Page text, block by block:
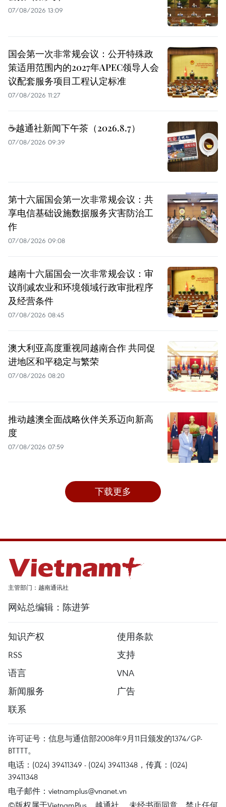
07/08/2026 13:09
国会第一次非常规会议：公开特殊政
策适用范围内的2027年APEC领导人会
议配套服务项目工程认定标准
07/08/2026 11:27
☕️越通社新闻下午茶（2026.8.7）
07/08/2026 09:39
第十六届国会第一次非常规会议：共
享电信基础设施数据服务灾害防治工
作
07/08/2026 09:08
越南十六届国会一次非常规会议：审
议削减农业和环境领域行政审批程序
及经营条件
07/08/2026 08:45
澳大利亚高度重视同越南合作 共同促
进地区和平稳定与繁荣
07/08/2026 08:20
推动越澳全面战略伙伴关系迈向新高
度
07/08/2026 07:59
下载更多
主管部门：越南通讯社
网站总编辑：陈进笋
知识产权
使用条款
RSS
支持
语言
VNA
新闻服务
广告
联系
许可证号：信息与通信部2008年9月11日颁发的1374/GP-
BTTTT。
电话：(024) 39411349 - (024) 39411348，传真：(024)
39411348
电子邮件： vietnamplus@vnanet.vn
©版权属于VietnamPlus、越通社。 未经书面同意，禁止任何